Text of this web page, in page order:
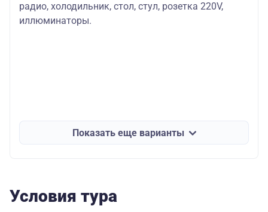
радио, холодильник, стол, стул, розетка 220V,
иллюминаторы.
Показать еще варианты
Условия тура